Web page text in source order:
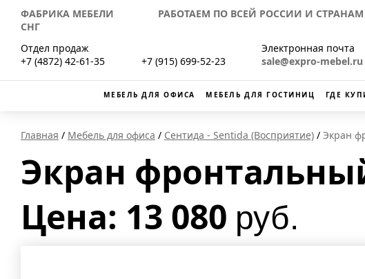
ФАБРИКА МЕБЕЛИ РАБОТАЕМ ПО ВСЕЙ РОССИИ И СТРАНАМ
СНГ
Отдел продаж
+7 (4872) 42-61-35
+7 (915) 699-52-23
Электронная почта
sale@expro-mebel.ru
МЕБЕЛЬ ДЛЯ ОФИСА МЕБЕЛЬ ДЛЯ ГОСТИНИЦ ГДЕ
Главная Мебель для офиса Сентида - Sentida (Восприятие) Экран
Экран
Цена: 13 080 руб.